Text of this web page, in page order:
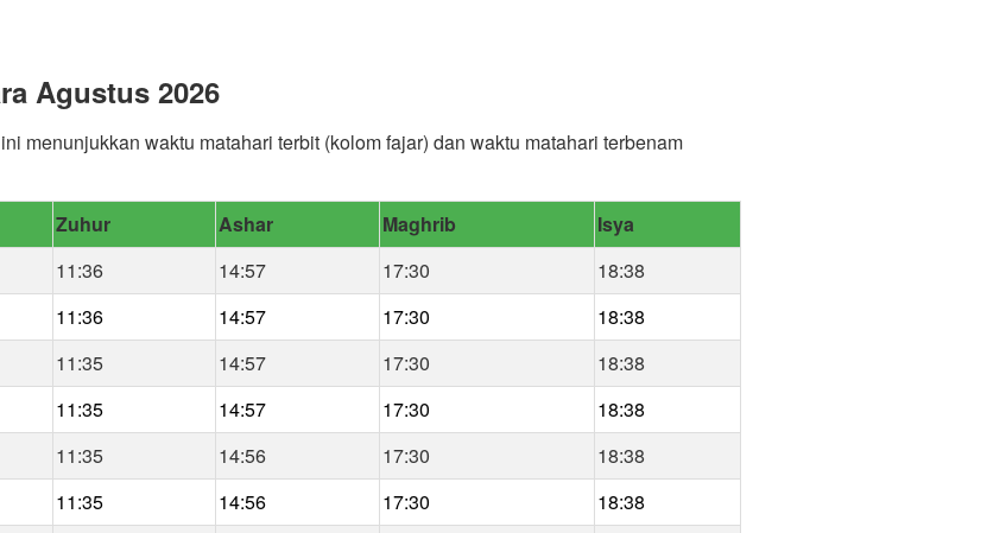
Agustus 2026
menunjukkan waktu matahari terbit (kolom fajar) dan waktu matahari terbenam
Zuhur Ashar Maghrib
Isya
11:36 14:57 17:30
18:38
11:36 14:57 17:30
18:38
11:35 14:57 17:30
18:38
11:35 14:57 17:30
18:38
11:35 14:56 17:30
18:38
11:35 14:56 17:30
18:38